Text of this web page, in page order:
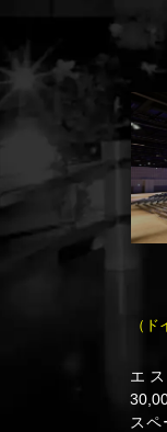
（
エ
ス